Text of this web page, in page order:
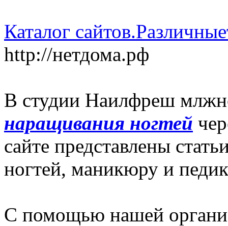
Каталог сайтов.Различные
http://нетдома.рф
В студии Наилфреш
наращивания ногтей
сайте представлены
ногтей, маникюру и
С помощью нашей